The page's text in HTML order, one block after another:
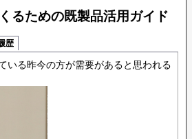
るための既製品活用ガイド
歴
いる昨今の方が需要があると思われる